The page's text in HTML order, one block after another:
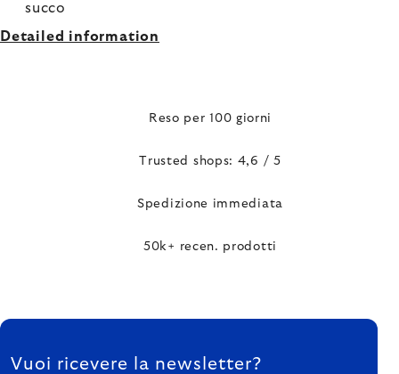
succo
Detailed information
Reso per 100 giorni
Trusted shops: 4,6 / 5
Spedizione immediata
50k+ recen. prodotti
FOOTER
Vuoi ricevere la newsletter?